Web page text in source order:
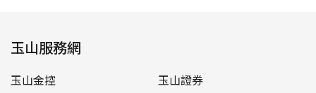
玉山服務網
玉山金控
玉山證券